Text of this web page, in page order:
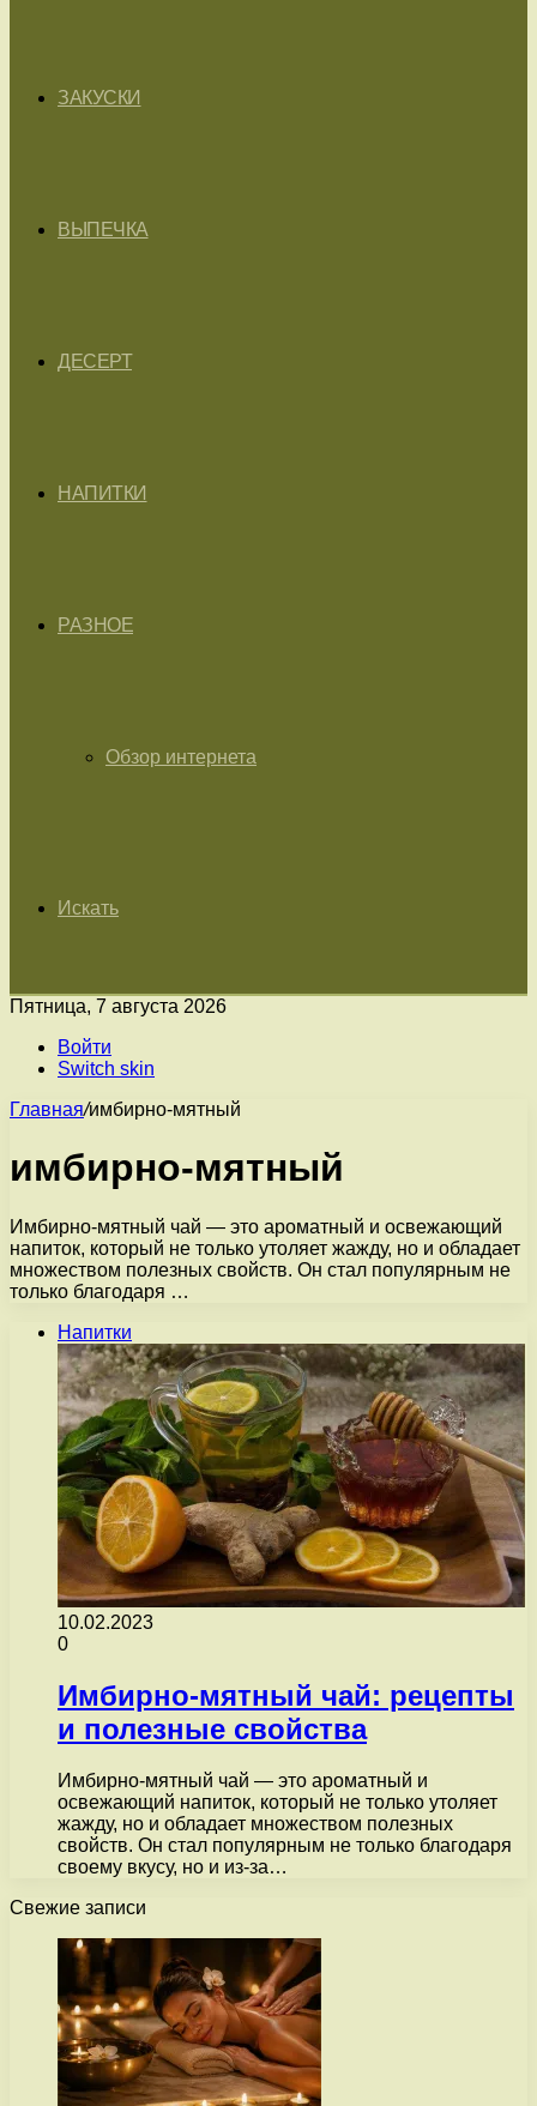
ЗАКУСКИ
ВЫПЕЧКА
ДЕСЕРТ
НАПИТКИ
РАЗНОЕ
Обзор интернета
Искать
Пятница, 7 августа 2026
Войти
Switch skin
Главная/имбирно-мятный
имбирно-мятный
Имбирно-мятный чай — это ароматный и освежающий
напиток, который не только утоляет жажду, но и обладает
множеством полезных свойств. Он стал популярным не
только благодаря …
Напитки
10.02.2023
0
Имбирно-мятный чай: рецепты
и полезные свойства
Имбирно-мятный чай — это ароматный и
освежающий напиток, который не только утоляет
жажду, но и обладает множеством полезных
свойств. Он стал популярным не только благодаря
своему вкусу, но и из-за…
Свежие записи